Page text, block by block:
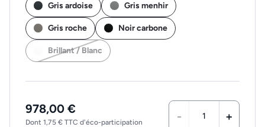
Gris ardoise Gris menhir
Gris roche Noir carbone
Brillant / Blanc
978,00 €
Dont 1,75 € TTC d'éco-participation - +